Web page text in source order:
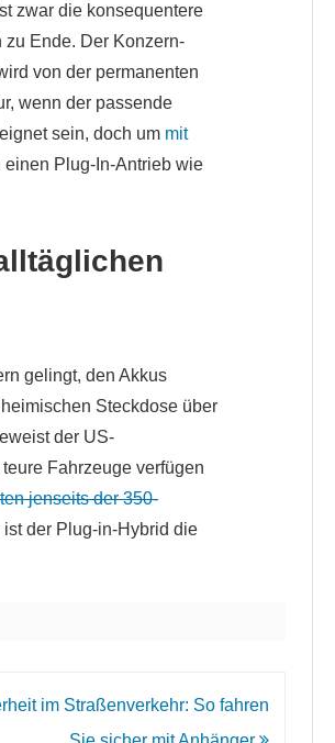
zwar die konsequentere
Ende. Der Konzern-
von der permanenten
wenn der passende
sein, doch um mit
einen Plug-In-Antrieb wie
gelingt, den Akkus
Steckdose über
der US-
Fahrzeuge verfügen
jenseits der 350-
der Plug-in-Hybrid die
im Straßenverkehr: So fahren